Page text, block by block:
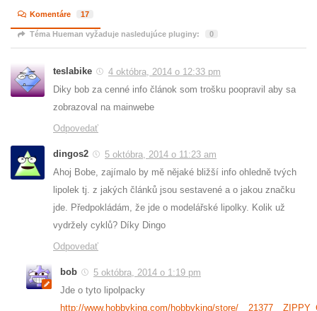
Komentáre 17
Téma Hueman vyžaduje nasledujúce pluginy: 0
teslabike
4 októbra, 2014 o 12:33 pm
Diky bob za cenné info článok som trošku poopravil aby sa
zobrazoval na mainwebe
Odpovedať
dingos2
5 októbra, 2014 o 11:23 am
Ahoj Bobe, zajímalo by mě nějaké bližší info ohledně tvých
lipolek tj. z jakých článků jsou sestavené a o jakou značku
jde. Předpokládám, že jde o modelářské lipolky. Kolik už
vydržely cyklů? Díky Dingo
Odpovedať
bob
5 októbra, 2014 o 1:19 pm
Jde o tyto lipolpacky
http://www.hobbyking.com/hobbyking/store/